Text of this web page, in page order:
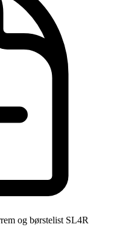
og børstelist SL4R